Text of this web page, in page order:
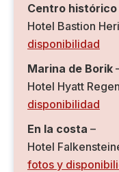
Centro histórico
Hotel Bastion
disponibilidad
Marina de Borik
Hotel Hyatt
disponibilidad
En la costa –
Hotel
fotos y